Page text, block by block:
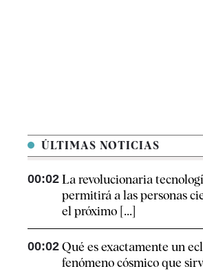
ÚLTIMAS NOTICIAS
00:02 La revolucionaria
permitirá a las personas
el próximo [...]
00:02 Qué es exactamente un
fenómeno cósmico que